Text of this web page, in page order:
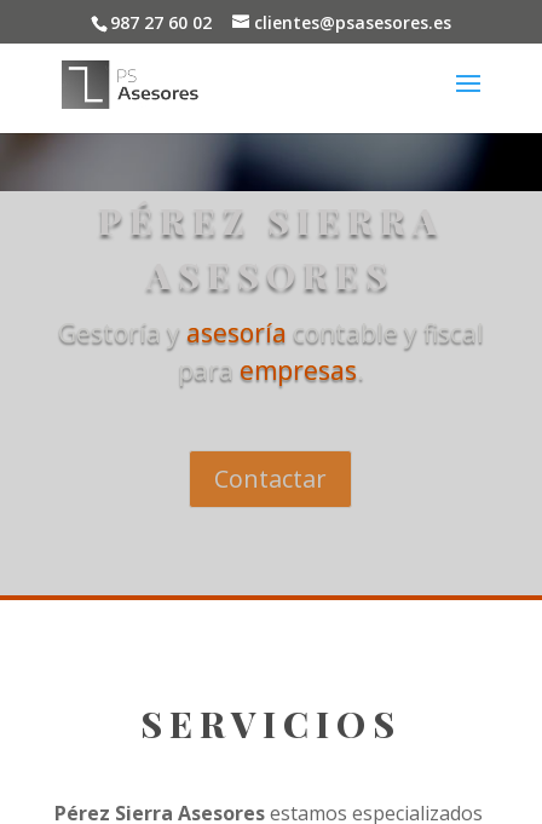
987 27 60 02 clientes@psasesores.es
PÉREZ SIERRA
ASESORES
Gestoría y asesoría contable y fiscal
para empresas
Contactar
SERVICIOS
Pérez Sierra Asesoresestamos especializados